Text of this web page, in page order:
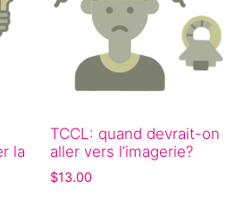
la
TCCL: quand devrait-on
aller vers l’imagerie?
$13.00